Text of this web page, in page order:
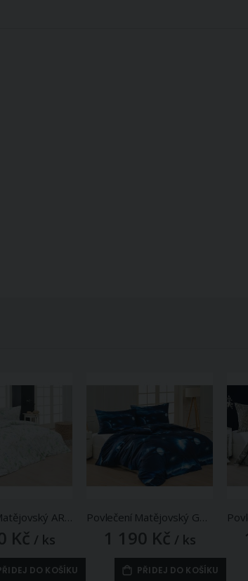
Povlečení Matějovský ARIA, rostlinný motiv, zelené, bavlna hladká digitál, (více rozměrů)
Kč / ks
DO KOŠÍKU
Povlečení Matějovský GALAXIE, planety, modré, bavlna hladká digitál, (více rozměrů)
1 190 Kč / ks
PŘIDEJ DO KOŠÍKU